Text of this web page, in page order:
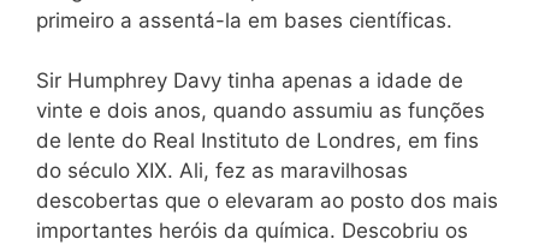
primeiro a assentá-la em bases científicas.
Sir Humphrey Davy tinha apenas a idade de
vinte e dois anos, quando assumiu as funções
de lente do Real Instituto de Londres, em fins
do século XIX. Ali, fez as maravilhosas
descobertas que o elevaram ao posto dos mais
importantes heróis da química. Descobriu os